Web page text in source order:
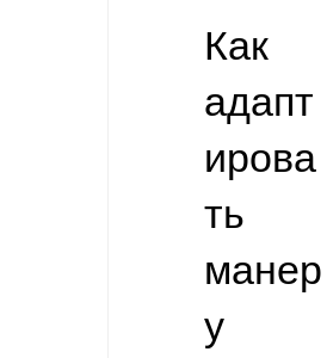
Как
адапт
ирова
ть
манер
у